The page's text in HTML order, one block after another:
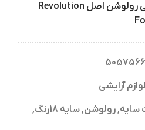
پالت 18رنگ سایه کهکشانی رولوشن اصل Revolution
لوازم آرایشی
سایه,رولوشن,سایه 18رنگ
,